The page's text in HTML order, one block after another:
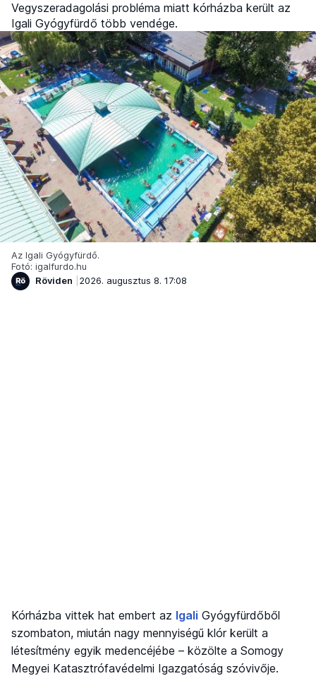
Vegyszeradagolási probléma miatt kórházba került az
Igali Gyógyfürdő több vendége.
Az Igali Gyógyfürdő.
Fotó: igalfurdo.hu
Röviden
2026. augusztus 8. 17:08
Kórházba vittek hat embert az Igali Gyógyfürdőből
szombaton, miután nagy mennyiségű klór került a
létesítmény egyik medencéjébe – közölte a Somogy
Megyei Katasztrófavédelmi Igazgatóság szóvivője.